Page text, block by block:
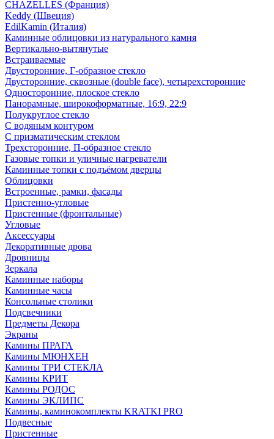
CHAZELLES (Франция)
Keddy (Швеция)
EdilKamin (Италия)
Каминные облицовки из натурального камня
Вертикально-вытянутые
Встраиваемые
Двусторонние, Г-образное стекло
Двусторонние, сквозные (double face), четырехсторонние
Односторонние, плоское стекло
Панорамные, широкоформатные, 16:9, 22:9
Полукруглое стекло
С водяным контуром
С призматическим стеклом
Трехсторонние, П-образное стекло
Газовые топки и уличные нагреватели
Каминные топки с подъёмом дверцы
Облицовки
Встроенные, рамки, фасады
Пристенно-угловые
Пристенные (фронтальные)
Угловые
Аксессуары
Декоративные дрова
Дровницы
Зеркала
Каминные наборы
Каминные часы
Консольные столики
Подсвечники
Предметы Декора
Экраны
Камины ПРАГА
Камины МЮНХЕН
Камины ТРИ СТЕКЛА
Камины КРИТ
Камины РОДОС
Камины ЭКЛИПС
Камины, каминокомплекты KRATKI PRO
Подвесные
Пристенные